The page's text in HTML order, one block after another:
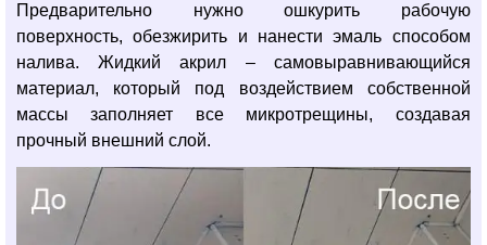
Предварительно нужно ошкурить рабочую
поверхность, обезжирить и нанести эмаль способом
налива. Жидкий акрил – самовыравнивающийся
материал, который под воздействием собственной
массы заполняет все микротрещины, создавая
прочный внешний слой.